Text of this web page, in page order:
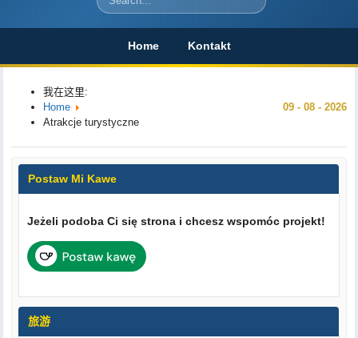
Home Kontakt
我在这里:
Home
Atrakcje turystyczne
09 - 08 - 2026
Postaw Mi Kawe
Jeżeli podoba Ci się strona i chcesz wspomóc projekt!
旅游